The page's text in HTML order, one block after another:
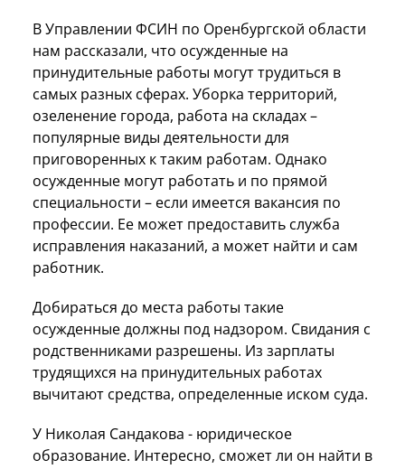
В Управлении ФСИН по Оренбургской области
нам рассказали, что осужденные на
принудительные работы могут трудиться в
самых разных сферах. Уборка территорий,
озеленение города, работа на складах –
популярные виды деятельности для
приговоренных к таким работам. Однако
осужденные могут работать и по прямой
специальности – если имеется вакансия по
профессии. Ее может предоставить служба
исправления наказаний, а может найти и сам
работник.
Добираться до места работы такие
осужденные должны под надзором. Свидания с
родственниками разрешены. Из зарплаты
трудящихся на принудительных работах
вычитают средства, определенные иском суда.
У Николая Сандакова - юридическое
образование. Интересно, сможет ли он найти в